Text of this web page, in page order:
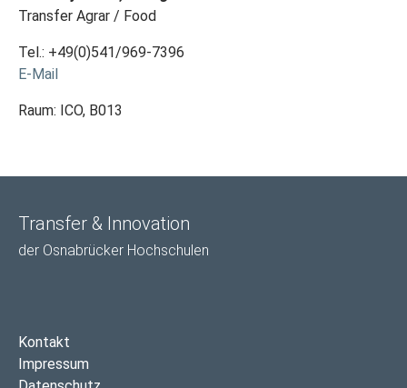
Transfer Agrar / Food
Tel.: +49(0)541/969-7396
E-Mail
Raum: ICO, B013
Transfer & Innovation
der Osnabrücker Hochschulen
Kontakt
Impressum